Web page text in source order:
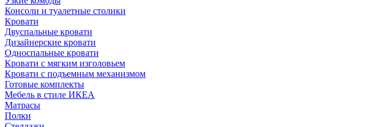
Консоли и туалетные столики
Кровати
Двуспальные кровати
Дизайнерские кровати
Односпальные кровати
Кровати с мягким изголовьем
Кровати с подъемным механизмом
Готовые комплекты
Мебель в стиле ИКЕА
Матрасы
Полки